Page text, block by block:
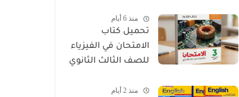
منذ 6 أيام
تحميل كتاب
الامتحان في الفيزياء
للصف الثالث الثانوي
الشرح
منذ 2 أيام